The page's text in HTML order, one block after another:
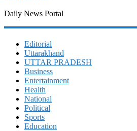
Daily News Portal
Editorial
Uttarakhand
UTTAR PRADESH
Business
Entertainment
Health
National
Political
Sports
Education